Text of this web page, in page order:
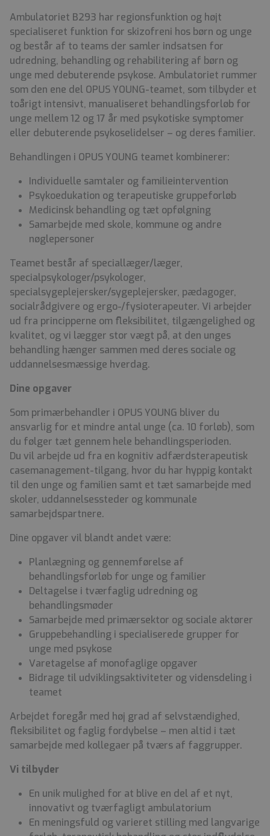
Ambulatoriet B293 har regionsfunktion og højt
specialiseret funktion for skizofreni hos børn og unge
og består af to teams der samler indsatsen for
udredning, behandling og rehabilitering af børn og
unge med debuterende psykose. Ambulatoriet rummer
som den ene del OPUS YOUNG-teamet, som tilbyder et
toårigt intensivt, manualiseret behandlingsforløb for
unge mellem 12 og 17 år med psykotiske symptomer
eller debuterende psykoselidelser – og deres familier.
Behandlingen i OPUS YOUNG teamet kombinerer:
Individuelle samtaler og familieintervention
Psykoedukation og terapeutiske gruppeforløb
Medicinsk behandling og tæt opfølgning
Samarbejde med skole, kommune og andre
nøglepersoner
Teamet består af speciallæger/læger,
specialpsykologer/psykologer,
specialsygeplejersker/sygeplejersker, pædagoger,
socialrådgivere og ergo-/fysioterapeuter. Vi arbejder
ud fra principperne om fleksibilitet, tilgængelighed og
kvalitet, og vi lægger stor vægt på, at den unges
behandling hænger sammen med deres sociale og
uddannelsesmæssige hverdag.
Dine opgaver
Som primærbehandler i OPUS YOUNG bliver du
ansvarlig for et mindre antal unge (ca. 10 forløb), som
du følger tæt gennem hele behandlingsperioden.
Du vil arbejde ud fra en kognitiv adfærdsterapeutisk
casemanagement-tilgang, hvor du har hyppig kontakt
til den unge og familien samt et tæt samarbejde med
skoler, uddannelsessteder og kommunale
samarbejdspartnere.
Dine opgaver vil blandt andet være:
Planlægning og gennemførelse af
behandlingsforløb for unge og familier
Deltagelse i tværfaglig udredning og
behandlingsmøder
Samarbejde med primærsektor og sociale aktører
Gruppebehandling i specialiserede grupper for
unge med psykose
Varetagelse af monofaglige opgaver
Bidrage til udviklingsaktiviteter og vidensdeling i
teamet
Arbejdet foregår med høj grad af selvstændighed,
fleksibilitet og faglig fordybelse – men altid i tæt
samarbejde med kollegaer på tværs af faggrupper.
Vi tilbyder
En unik mulighed for at blive en del af et nyt,
innovativt og tværfagligt ambulatorium
En meningsfuld og varieret stilling med langvarige